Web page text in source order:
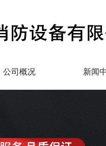
公司概况 新闻